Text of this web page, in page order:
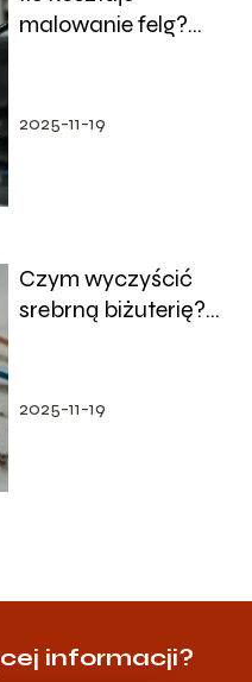
malowanie felg?
2025-11-19
Czym wyczyścić
srebrną biżuterię?
2025-11-19
informacji?